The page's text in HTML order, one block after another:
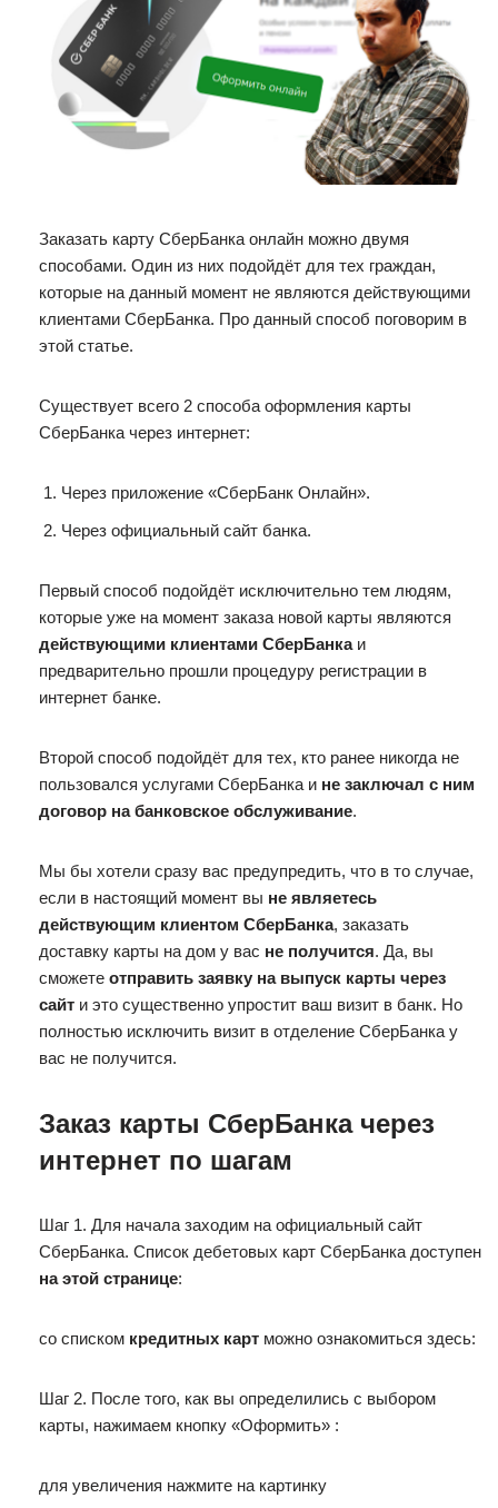
Заказать карту СберБанка онлайн можно двумя
способами. Один из них подойдёт для тех граждан,
которые на данный момент не являются действующими
клиентами СберБанка. Про данный способ поговорим в
этой статье.
Существует всего 2 способа оформления карты
СберБанка через интернет:
Через приложение «СберБанк Онлайн».
Через официальный сайт банка.
Первый способ подойдёт исключительно тем людям,
которые уже на момент заказа новой карты являются
действующими клиентами СберБанкаи
предварительно прошли процедуру регистрации в
интернет банке.
Второй способ подойдёт для тех, кто ранее никогда не
пользовался услугами СберБанка и не заключал с ним
договор на банковское обслуживание.
Мы бы хотели сразу вас предупредить, что в то случае,
если в настоящий момент вы не являетесь
действующим клиентом СберБанка, заказать
доставку карты на дом у вас не получится. Да, вы
сможете отправить заявку на выпуск карты через
сайт и это существенно упростит ваш визит в банк. Но
полностью исключить визит в отделение СберБанка у
вас не получится.
Заказ карты СберБанка через
интернет по шагам
Шаг 1. Для начала заходим на официальный сайт
СберБанка. Список дебетовых карт СберБанка доступен
на этой странице:
со списком кредитных карт можно ознакомиться здесь:
Шаг 2. После того, как вы определились с выбором
карты, нажимаем кнопку «Оформить» :
для увеличения нажмите на картинку